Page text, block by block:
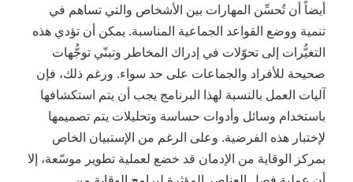
أيضاً أن تُحسِّن المهارات بين الأشخاص والتي تساهم في
تنمية ووضع القواعد الجماعية المناسبة. يمكن أن تؤدي هذه
التغيُّرات إلى تحوّلات في إدراك المخاطر وتبنّي توجُّهات
صحيحة للأفراد والجماعات على حد سواء. ورغم ذلك، فإن
آليات العمل بالنسبة لهذا البرنامج يجب أن يتم استكشافها
باستخدام وسائل وأدوات حساسة وتحليلات يتم تصميمها
لإختبار هذه الفرضية. وعلى الرغم من الإستبيان الخاص
بمركز الوقاية من الإدمان قد خضع لعملية تطوير موسّعة، إلا